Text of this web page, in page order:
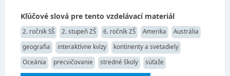
Kľúčové slová pre tento vzdelávací materiál
2. ročník SŠ 2. stupeň ZŠ 6. ročník ZŠ Amerika
Austrália
geografia
interaktívne kvízy
kontinenty a svetadiely
Oceánia
precvičovanie stredné školy súťaže